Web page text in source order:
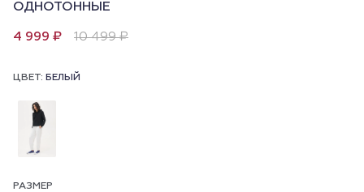
ОДНОТОННЫЕ
4 999 ₽ 10 499 ₽
ЦВЕТ: БЕЛЫЙ
РАЗМЕР